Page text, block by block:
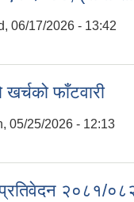
06/17/2026 - 13:42
फाँटवारी
05/25/2026 - 12:13
प्रतिवेदन २०८१/